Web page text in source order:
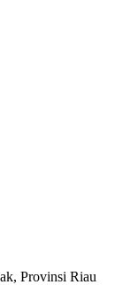
Provinsi Riau